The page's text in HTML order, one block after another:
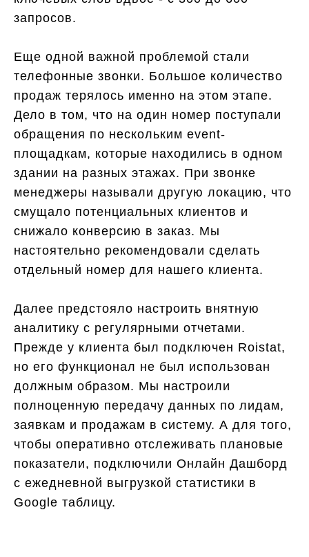
запросов.
Еще одной важной проблемой стали
телефонные звонки. Большое количество
продаж терялось именно на этом этапе.
Дело в том, что на один номер поступали
обращения по нескольким event-
площадкам, которые находились в одном
здании на разных этажах. При звонке
менеджеры называли другую локацию, что
смущало потенциальных клиентов и
снижало конверсию в заказ. Мы
настоятельно рекомендовали сделать
отдельный номер для нашего клиента.
Далее предстояло настроить внятную
аналитику с регулярными отчетами.
Прежде у клиента был подключен Roistat,
но его функционал не был использован
должным образом. Мы настроили
полноценную передачу данных по лидам,
заявкам и продажам в систему. А для того,
чтобы оперативно отслеживать плановые
показатели, подключили Онлайн Дашборд
с ежедневной выгрузкой статистики в
Google таблицу.